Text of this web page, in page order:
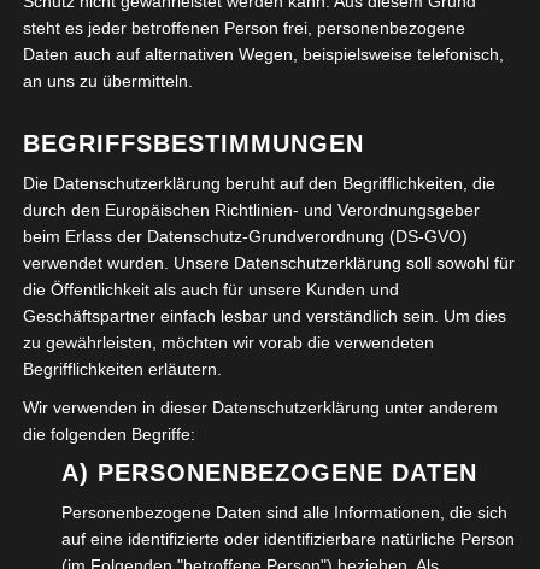
Großbritannien ausscheidet.
VERÖFFENTLICHT IN: POLITIK ,SOZIALES
Suchen
nach:
Neueste Beiträge
Benennung des Wolfenbütteler Quartiers Samson-
Schule in Leopold-Zunz-Platz
steht es jeder betroffenen Person frei, personenbezogene
Daten auch auf alternativen Wegen, beispielsweise telefonisch,
an uns zu übermitteln.
BEGRIFFSBESTIMMUNGEN
Die Datenschutzerklärung beruht auf den Begrifflichkeiten, die
durch den Europäischen Richtlinien- und Verordnungsgeber
beim Erlass der Datenschutz-Grundverordnung (DS-GVO)
verwendet wurden. Unsere Datenschutzerklärung soll sowohl für
die Öffentlichkeit als auch für unsere Kunden und
Geschäftspartner einfach lesbar und verständlich sein. Um dies
zu gewährleisten, möchten wir vorab die verwendeten
Begrifflichkeiten erläutern.
Wir verwenden in dieser Datenschutzerklärung unter anderem
die folgenden Begriffe:
A) PERSONENBEZOGENE DATEN
Personenbezogene Daten sind alle Informationen, die sich
auf eine identifizierte oder identifizierbare natürliche Person